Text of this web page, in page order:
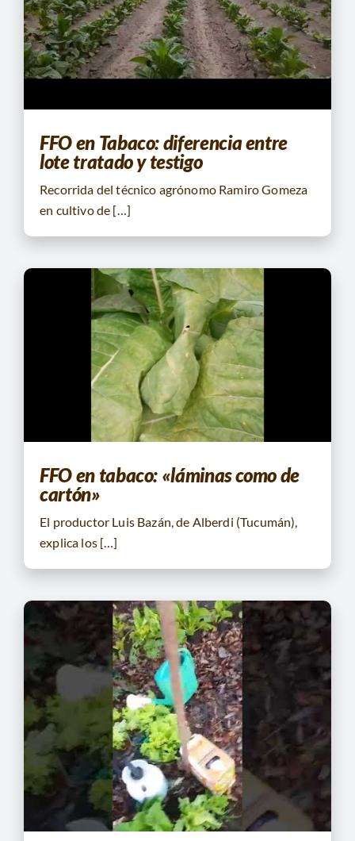
CONTACTO
BUSCAR:
FFO en Tabaco: diferencia entre
lote tratado y testigo
Recorrida del técnico agrónomo Ramiro Gomeza
en cultivo de […]
FFO en tabaco: «láminas como de
cartón»
El productor Luis Bazán, de Alberdi (Tucumán),
explica los […]